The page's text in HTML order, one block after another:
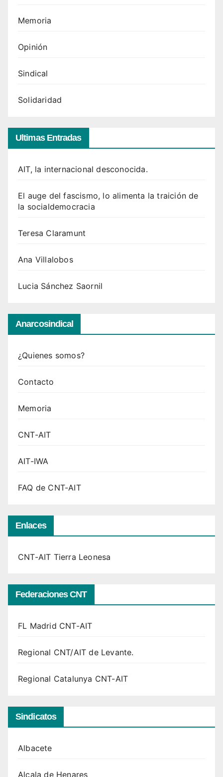
Memoria
Opinión
Sindical
Solidaridad
Ultimas Entradas
AIT, la internacional desconocida.
El auge del fascismo, lo alimenta la traición de
la socialdemocracia
Teresa Claramunt
Ana Villalobos
Lucia Sánchez Saornil
Anarcosindical
¿Quienes somos?
Contacto
Memoria
CNT-AIT
AIT-IWA
FAQ de CNT-AIT
Enlaces
CNT-AIT Tierra Leonesa
Federaciones CNT
FL Madrid CNT-AIT
Regional CNT/AIT de Levante.
Regional Catalunya CNT-AIT
Sindicatos
Albacete
Alcala de Henares